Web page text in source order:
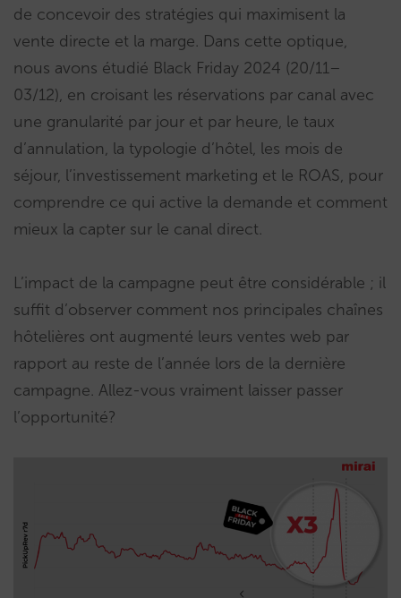
de concevoir des stratégies qui maximisent la
vente directe et la marge. Dans cette optique,
nous avons étudié Black Friday 2024 (20/11–
03/12), en croisant les réservations par canal avec
une granularité par jour et par heure, le taux
d’annulation, la typologie d’hôtel, les mois de
séjour, l’investissement marketing et le ROAS, pour
comprendre ce qui active la demande et comment
mieux la capter sur le canal direct.
L’impact de la campagne peut être considérable ; il
suffit d’observer comment nos principales chaînes
hôtelières ont augmenté leurs ventes web par
rapport au reste de l’année lors de la dernière
campagne. Allez-vous vraiment laisser passer
l’opportunité?